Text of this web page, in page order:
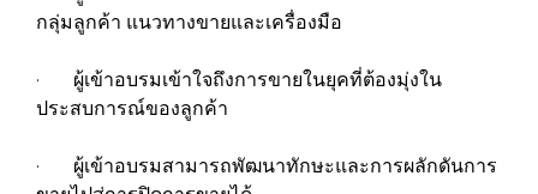
กลุ่มลูกค้า แนวทางขายและเครื่องมือ
· ผู้เข้าอบรมเข้าใจถึงการขายในยุคที่ต้องมุ่งใน
ประสบการณ์ของลูกค้า
· ผู้เข้าอบรมสามารถพัฒนาทักษะและการผลักดันการ